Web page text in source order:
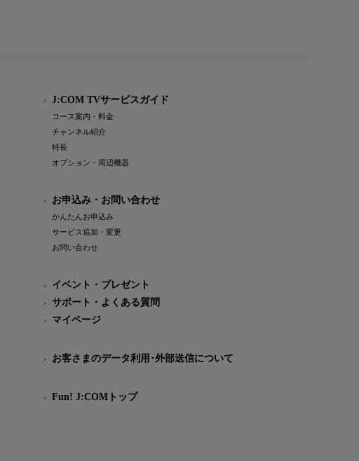
J:COM TVサービスガイド
コース案内・料金
チャンネル紹介
特長
オプション・周辺機器
お申込み・お問い合わせ
かんたんお申込み
サービス追加・変更
お問い合わせ
イベント・プレゼント
サポート・よくある質問
マイページ
お客さまのデータ利用･外部送信について
Fun! J:COMトップ